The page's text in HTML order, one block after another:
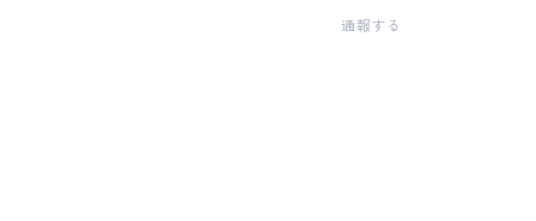
通報する